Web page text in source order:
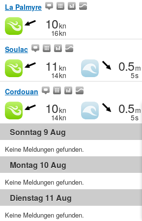
La Palmyre
10kn
16kn
Soulac
11 kn
14kn
0.5m
5s
Cordouan
10kn
14kn
0.5m
5s
Sonntag 9 Aug
Keine Meldungen gefunden.
Montag 10 Aug
Keine Meldungen gefunden.
Dienstag 11 Aug
Keine Meldungen gefunden.